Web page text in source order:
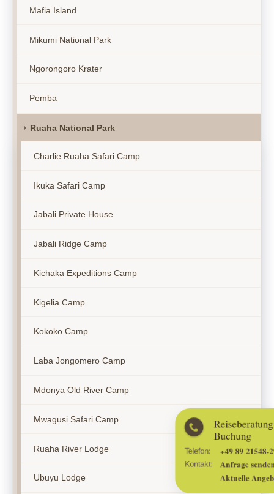
Reiseberatung und
Buchung
+49 89 21548-2999
Anfrage senden
Aktuelle Angebote
Mafia Island
Mikumi National Park
Ngorongoro Krater
Pemba
Ruaha National Park
Charlie Ruaha Safari Camp
Ikuka Safari Camp
Jabali Private House
Jabali Ridge Camp
Kichaka Expeditions Camp
Kigelia Camp
Kokoko Camp
Laba Jongomero Camp
Mdonya Old River Camp
Mwagusi Safari Camp
Ruaha River Lodge
Ubuyu Lodge